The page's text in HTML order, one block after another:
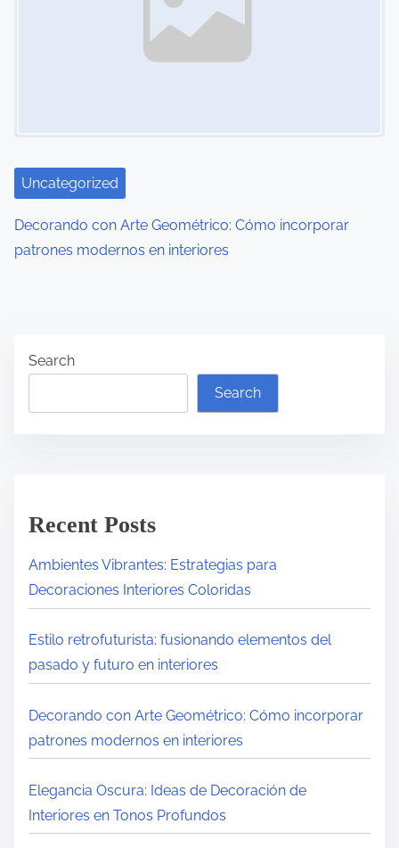
Uncategorized
Decorando con Arte Geométrico: Cómo incorporar
patrones modernos en interiores
Search
Search
Recent Posts
Ambientes Vibrantes: Estrategias para
Decoraciones Interiores Coloridas
Estilo retrofuturista: fusionando elementos del
pasado y futuro en interiores
Decorando con Arte Geométrico: Cómo incorporar
patrones modernos en interiores
Elegancia Oscura: Ideas de Decoración de
Interiores en Tonos Profundos